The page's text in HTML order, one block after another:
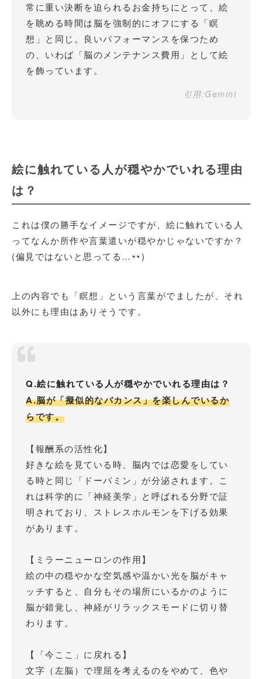
常に重い決断を迫られるお金持ちにとって、絵
を眺める時間は脳を強制的にオフにする「瞑
想」と同じ。良いパフォーマンスを保つため
の、いわば「脳のメンテナンス費用」として絵
を飾っています。
引用:Gemini
絵に触れている人が穏やかでいれる理由
は？
これは僕の勝手なイメージですが、絵に触れている人
ってなんか所作や言葉遣いが穏やかじゃないですか？
(偏見ではないと思ってる…
)
上の内容でも「瞑想」という言葉がでましたが、それ
以外にも理由はありそうです。
Q.絵に触れている人が穏やかでいれる理由は？
A.脳が「擬似的なバカンス」を楽しんでいるか
らです。
【報酬系の活性化】
好きな絵を見ている時、脳内では恋愛をしてい
る時と同じ「ドーパミン」が分泌されます。こ
れは科学的に「神経美学」と呼ばれる分野で証
明されており、ストレスホルモンを下げる効果
があります。
【ミラーニューロンの作用】
絵の中の穏やかな空気感や温かい光を脳がキャ
ッチすると、自分もその場所にいるかのように
脳が錯覚し、神経がリラックスモードに切り替
わります。
【「今ここ」に戻れる】
文字（左脳）で理屈を考えるのをやめて、色や